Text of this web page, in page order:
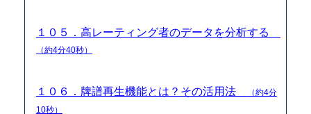
１０５．高レーティング者のデータを分析する
（約4分40秒）
１０６．牌譜再生機能とは？その活用法
（約4分
10秒）